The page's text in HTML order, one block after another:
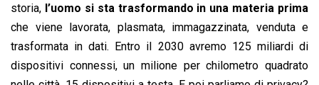
storia, l’uomo si sta trasformando in una materia prima
che viene lavorata, plasmata, immagazzinata, venduta e
trasformata in dati. Entro il 2030 avremo 125 miliardi di
dispositivi connessi, un milione per chilometro quadrato